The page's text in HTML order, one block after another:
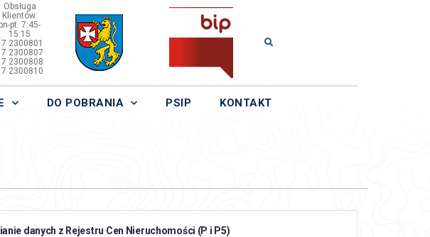
Obsługa
Klientów:
pn-pt: 7:45-
15:15
2300801
2300807
2300808
2300810
DO POBRANIA PSIP KONTAKT
danych z Rejestru Cen Nieruchomości (P i P5)